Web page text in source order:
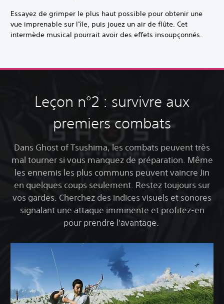
Essayez de grimper le plus haut possible pour obtenir une
vue imprenable sur l'île, puis jouez un air de flûte. Cet
intermède musical pourrait avoir des effets insoupçonnés.
Leçon n°2 : survivre aux
premiers combats
Dans Ghost of Tsushima, les combats peuvent très
mal tourner si vous manquez de préparation. Même
les ennemis les plus communs peuvent vaincre Jin
en quelques coups seulement. Restez toujours sur
vos gardes. Cherchez des indices visuels et sonores
signalant une attaque imminente et profitez-en
pour prendre l'avantage.